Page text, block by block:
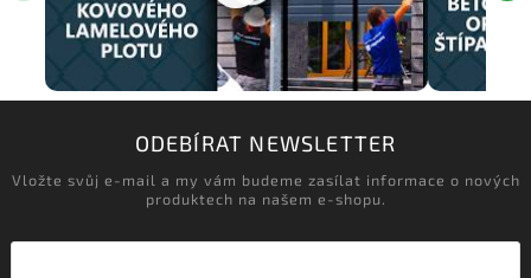
ODEBÍRAT NEWSLETTER
Vložte svůj e-mail a my vám budeme zasílat informace o nových
produktech na našem e-shopu.